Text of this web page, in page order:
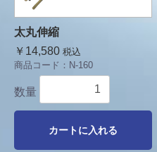
太丸伸縮
￥14,580 税込
商品コード： N-160
数量
カートに入れる